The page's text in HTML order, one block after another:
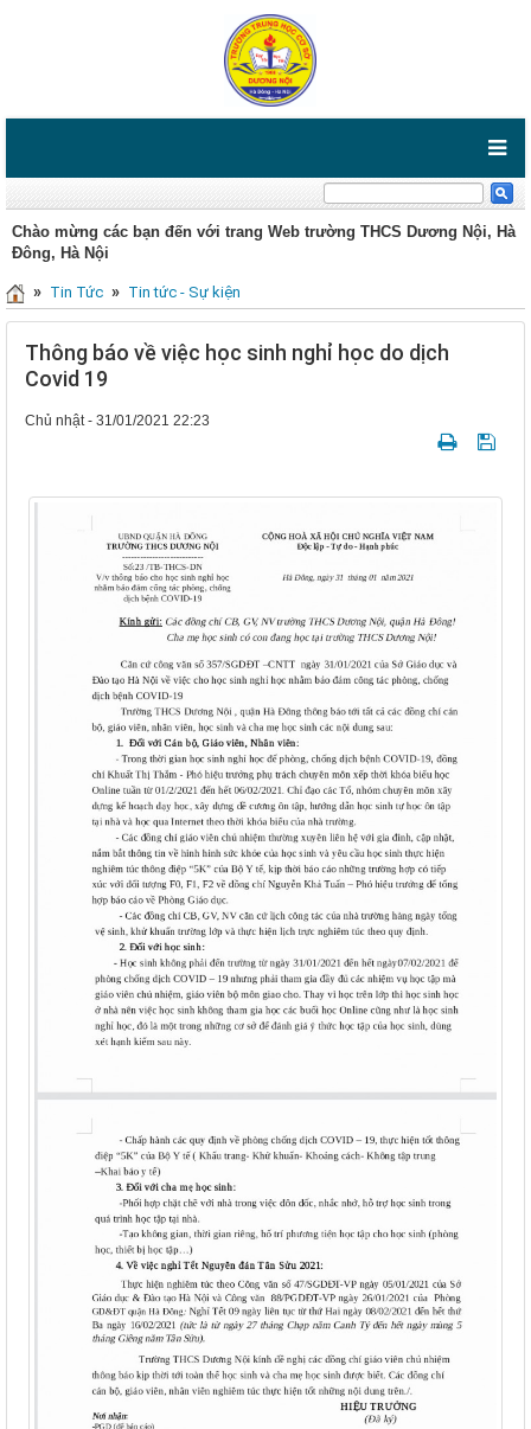
Chào mừng các bạn đến với trang Web trường THCS Dương Nội, Hà
Đông, Hà Nội
» Tin Tức » Tin tức - Sự kiện
Thông báo về việc học sinh nghỉ học do dịch
Covid 19
Chủ nhật - 31/01/2021 22:23